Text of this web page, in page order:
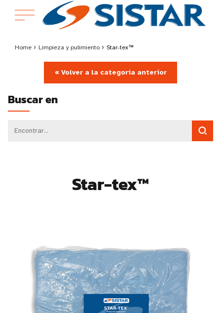
Home › Limpieza y pulimiento › Star-tex™
« Volver a la categoría anterior
Buscar en
Star-tex™